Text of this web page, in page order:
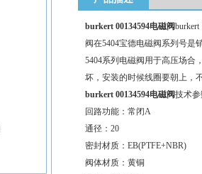
burkert 00134594电磁阀
阀在5404宝德电磁阀系列号是
5404系列电磁阀用于高压场合
坏，安装的时候线圈要朝上，
burkert 00134594电磁阀技术参
回路功能：常闭A
通径：20
密封材质：EB(PTFE+NBR)
阀体材质：黄铜